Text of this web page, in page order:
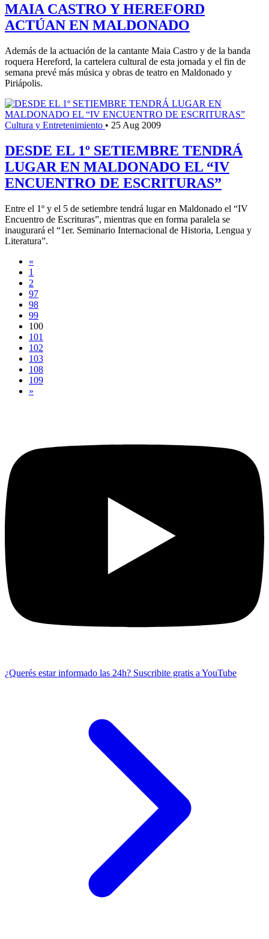
MAIA CASTRO Y HEREFORD
ACTÚAN EN MALDONADO
Además de la actuación de la cantante Maia Castro y de la banda
roquera Hereford, la cartelera cultural de esta jornada y el fin de
semana prevé más música y obras de teatro en Maldonado y
Piriápolis.
Cultura y Entretenimiento • 25 Aug 2009
DESDE EL 1º SETIEMBRE TENDRÁ
LUGAR EN MALDONADO EL “IV
ENCUENTRO DE ESCRITURAS”
Entre el 1º y el 5 de setiembre tendrá lugar en Maldonado el “IV
Encuentro de Escrituras”, mientras que en forma paralela se
inaugurará el “1er. Seminario Internacional de Historia, Lengua y
Literatura”.
«
1
2
97
98
99
100
101
102
103
108
109
»
¿Querés estar informado las 24h? Suscribite gratis a YouTube